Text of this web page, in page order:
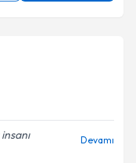
Devamı